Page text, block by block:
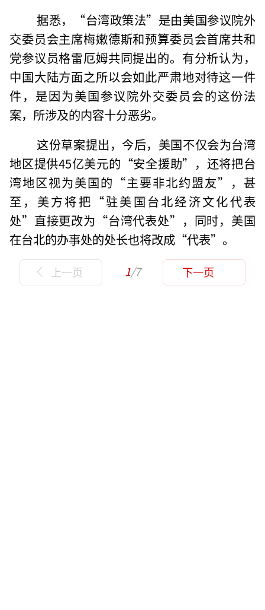
据悉，“台湾政策法”是由美国参议院外
交委员会主席梅嫩德斯和预算委员会首席共和
党参议员格雷厄姆共同提出的。有分析认为，
中国大陆方面之所以会如此严肃地对待这一件
件，是因为美国参议院外交委员会的这份法
案，所涉及的内容十分恶劣。
这份草案提出，今后，美国不仅会为台湾
地区提供45亿美元的“安全援助”，还将把台
湾地区视为美国的“主要非北约盟友”，甚
至，美方将把“驻美国台北经济文化代表
处”直接更改为“台湾代表处”，同时，美国
在台北的办事处的处长也将改成“代表”。
上一页 1/7 下一页